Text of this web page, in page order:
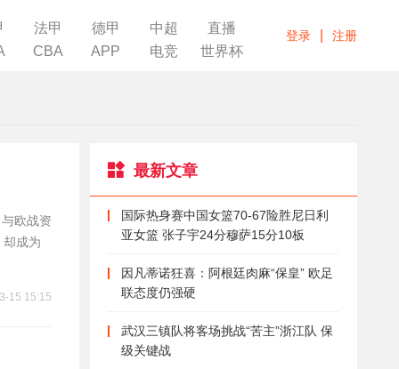
法甲 德甲 中超
直播
CBA APP 电竞 世界杯
登录 注册
欧战资
成为
15 15:15
最新文章
国际热身赛中国女篮70-67险胜尼日利
亚女篮 张子宇24分穆萨15分10板
因凡蒂诺狂喜：阿根廷肉麻“保皇” 欧足
联态度仍强硬
武汉三镇队将客场挑战“苦主”浙江队 保
级关键战